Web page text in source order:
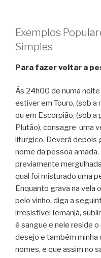
Exemplos
Simples
Para fazer voltar a
Ás 24h00 de numa
estiver em Touro, (sob a
ou em Escorpião, (sob
Plutão), consagre uma
liturgico. Deverá depois
nome da pessoa
previamente
qual foi misturado uma
Enquanto grava na vela
pelo vinho, diga a
irresistível Iemanjá,
é sangue e nele reside
desejo e também minha
nomes, e que assim no